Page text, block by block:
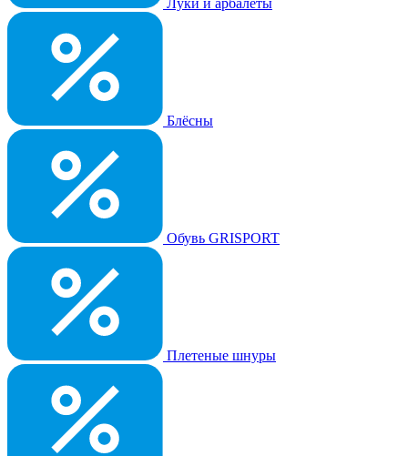
Луки и арбалеты
Блёсны
Обувь GRISPORT
Плетеные шнуры